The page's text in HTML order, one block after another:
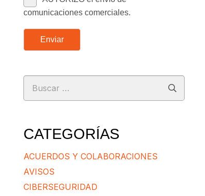
comunicaciones comerciales.
Enviar
Buscar:
CATEGORÍAS
ACUERDOS Y COLABORACIONES
AVISOS
CIBERSEGURIDAD